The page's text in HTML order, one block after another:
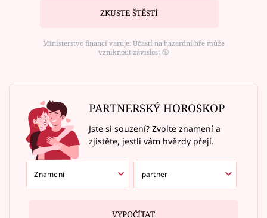
ZKUSTE ŠTĚSTÍ
Ministerstvo financí varuje: Účastí na hazardní hře může
vzniknout závislost ⑱
PARTNERSKÝ HOROSKOP
Jste si souzení? Zvolte znamení a
zjistěte, jestli vám hvězdy přejí.
VYPOČÍTAT